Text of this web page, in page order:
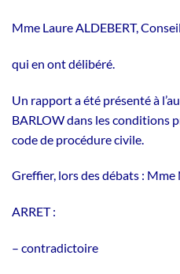
Mme Laure ALDEBERT,
qui en ont délibéré.
Un rapport a été présenté à
BARLOW dans les conditions
code de procédure civile.
Greffier, lors des débats : Mme
ARRET :
– contradictoire